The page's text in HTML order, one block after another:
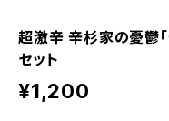
超激辛 辛杉家の憂鬱
セット
¥1,200